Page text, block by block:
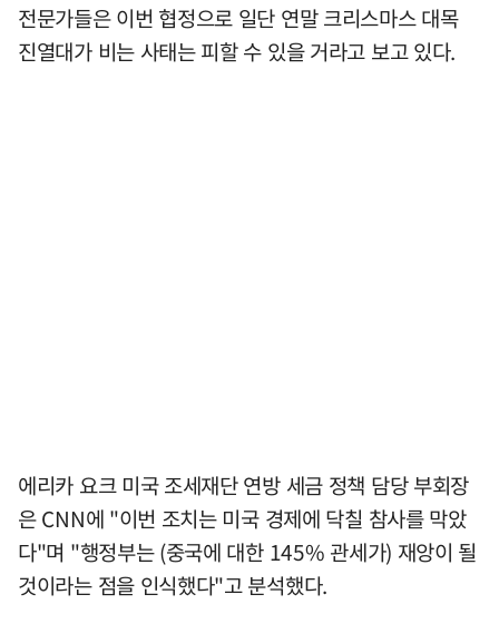
전문가들은 이번 협정으로 일단 연말 크리스마스 대목
진열대가 비는 사태는 피할 수 있을 거라고 보고 있다.
에리카 요크 미국 조세재단 연방 세금 정책 담당 부회장
은 CNN에 "이번 조치는 미국 경제에 닥칠 참사를 막았
다"며 "행정부는 (중국에 대한 145% 관세가) 재앙이 될
것이라는 점을 인식했다"고 분석했다.